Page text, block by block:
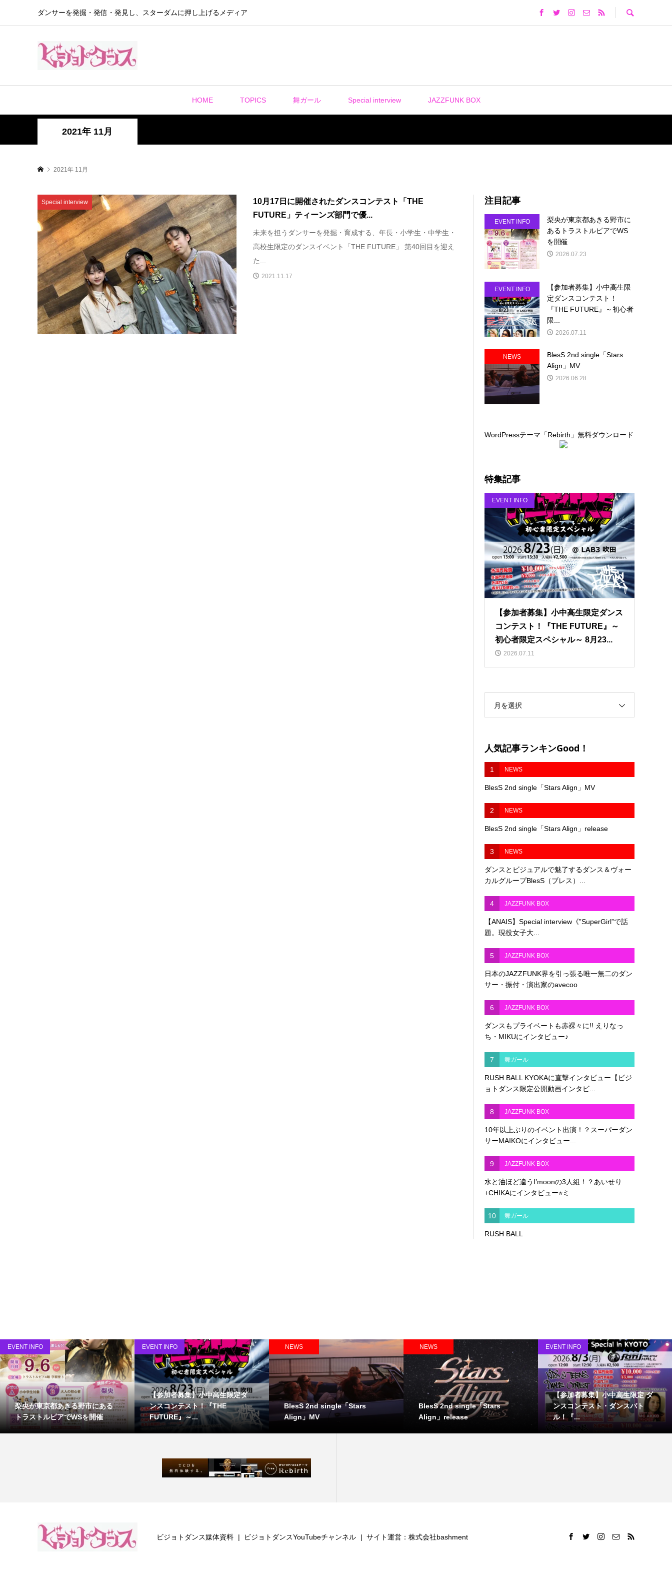
ダンサーを発掘・発信・発見し、スターダムに押し上げるメディア
HOME TOPICS 舞ガール Special interview JAZZFUNK BOX
2021年 11月
2021年 11月
Special interview
10月17日に開催されたダンスコンテスト「THE
FUTURE」ティーンズ部門で優...
未来を担うダンサーを発掘・育成する、年長・小学生・中学生・
高校生限定のダンスイベント「THE FUTURE」 第40回目を迎え
た...
2021.11.17
注目記事
EVENT INFO
梨央が東京都あきる野市に
あるトラストルピアでWS
を開催
2026.07.23
EVENT INFO
【参加者募集】小中高生限
定ダンスコンテスト！
『THE FUTURE』～初心者
限...
2026.07.11
NEWS
BlesS 2nd single「Stars
Align」MV
2026.06.28
WordPressテーマ「Rebirth」無料ダウンロード
特集記事
EVENT INFO
【参加者募集】小中高生限定ダンス
コンテスト！『THE FUTURE』～
初心者限定スペシャル～ 8月23...
2026.07.11
月を選択
人気記事ランキンGood！
1 NEWS
BlesS 2nd single「Stars Align」MV
2 NEWS
BlesS 2nd single「Stars Align」release
3 NEWS
ダンスとビジュアルで魅了するダンス＆ヴォー
カルグループBlesS（ブレス）...
4 JAZZFUNK BOX
【ANAIS】Special interview《”SuperGirl”で話
題。現役女子大...
5 JAZZFUNK BOX
日本のJAZZFUNK界を引っ張る唯一無二のダン
サー・振付・演出家のavecoo
6 JAZZFUNK BOX
ダンスもプライベートも赤裸々に!! えりなっ
ち・MIKUにインタビュー♪
7 舞ガール
RUSH BALL KYOKAに直撃インタビュー【ビジ
ョトダンス限定公開動画インタビ...
8 JAZZFUNK BOX
10年以上ぶりのイベント出演！？スーパーダン
サーMAIKOにインタビュー...
9 JAZZFUNK BOX
水と油ほど違うI’moonの3人組！？あいせり
+CHIKAにインタビュー⭐︎ミ
10 舞ガール
RUSH BALL
EVENT INFO
梨央が東京都あきる野市にある
トラストルピアでWSを開催
EVENT INFO
【参加者募集】小中高生限定ダ
ンスコンテスト！『THE
FUTURE』～...
NEWS
BlesS 2nd single「Stars
Align」MV
NEWS
BlesS 2nd single「Stars
Align」release
EVENT INFO
【参加者募集】小中高生限定 ダ
ンスコンテスト・ダンスバト
ル！『...
ビジョトダンス媒体資料 ビジョトダンスYouTubeチャンネル サイト運営：株式会社bashment